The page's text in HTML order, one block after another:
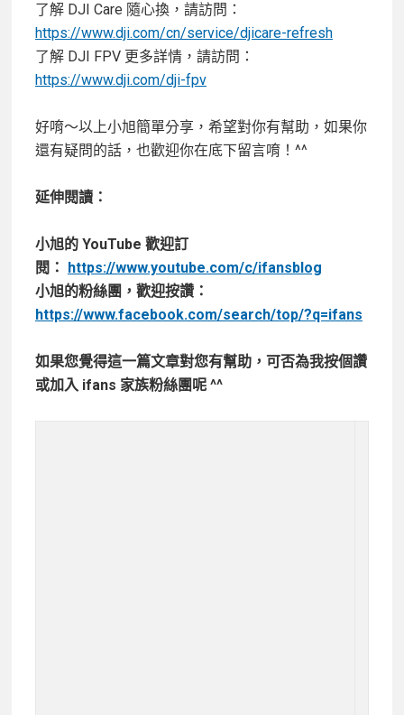
了解 DJI Care 隨心換，請訪問：
https://www.dji.com/cn/service/djicare-refresh
了解 DJI FPV 更多詳情，請訪問：
https://www.dji.com/dji-fpv
好唷～以上小旭簡單分享，希望對你有幫助，如果你
還有疑問的話，也歡迎你在底下留言唷！^^
延伸閱讀：
小旭的 YouTube 歡迎訂
閱： https://www.youtube.com/c/ifansblog
小旭的粉絲團，歡迎按讚：
https://www.facebook.com/search/top/?q=ifans
如果您覺得這一篇文章對您有幫助，可否為我按個讚
或加入 ifans 家族粉絲團呢 ^^